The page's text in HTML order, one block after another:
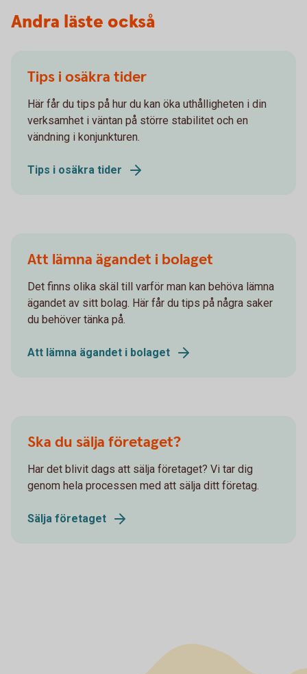
Andra läste också
Tips i osäkra tider
Här får du tips på hur du kan öka uthålligheten i din
verksamhet i väntan på större stabilitet och en
vändning i konjunkturen.
Tips i osäkra tider
Att lämna ägandet i bolaget
Det finns olika skäl till varför man kan behöva lämna
ägandet av sitt bolag. Här får du tips på några saker
du behöver tänka på.
Att lämna ägandet i bolaget
Ska du sälja företaget?
Har det blivit dags att sälja företaget? Vi tar dig
genom hela processen med att sälja ditt företag.
Sälja företaget